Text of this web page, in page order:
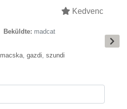
Kedvenc
Beküldte: madcat
macska, gazdi, szundi